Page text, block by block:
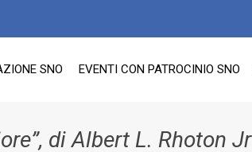
SNO EVENTI CON PATROCINIO SNO
di Albert L. Rhoton Jr